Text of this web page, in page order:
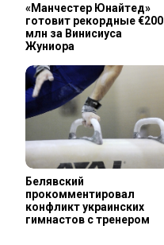
«Манчестер Юнайтед»
готовит рекордные €200
млн за Винисиуса
Жуниора
Белявский
прокомментировал
конфликт украинских
гимнастов с тренером